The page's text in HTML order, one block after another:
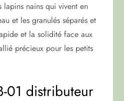
nains qui vivent en
et les granulés séparés et
et la solidité face aux
précieux pour les petits
01 distributeur